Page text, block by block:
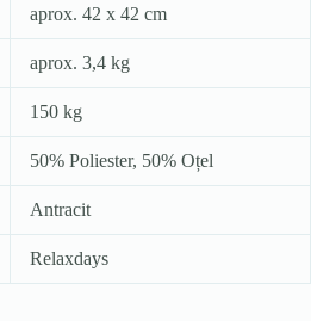
aprox. 42 x 42 cm
aprox. 3,4 kg
150 kg
50% Poliester, 50% Oțel
Antracit
Relaxdays